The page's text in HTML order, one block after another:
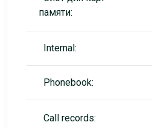
памяти:
Internal:
Phonebook:
Call records: